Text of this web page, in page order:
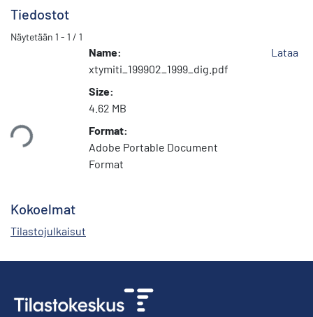
Tiedostot
Näytetään 1 - 1 / 1
Name:
xtymiti_199902_1999_dig.pdf
Size:
4.62 MB
Format:
Adobe Portable Document
Format
Lataa
Kokoelmat
Tilastojulkaisut